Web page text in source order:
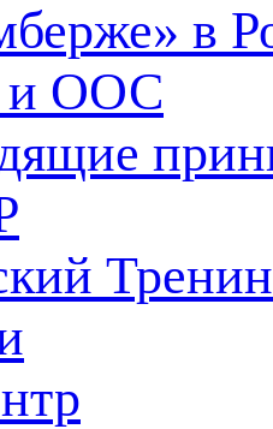
в
и ООС